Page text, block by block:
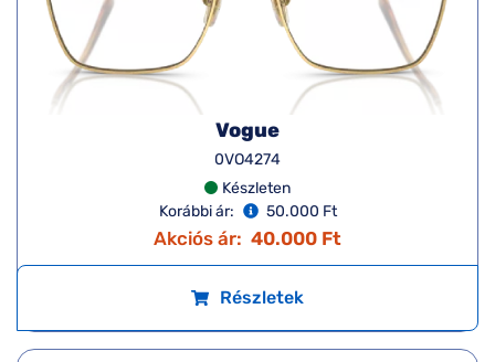
Vogue
0VO4274
Készleten
Korábbi ár:
50.000 Ft
Akciós ár: 40.000 Ft
Részletek